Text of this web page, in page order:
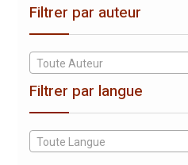
Filtrer par auteur
Toute Auteur
Filtrer par langue
Toute Langue